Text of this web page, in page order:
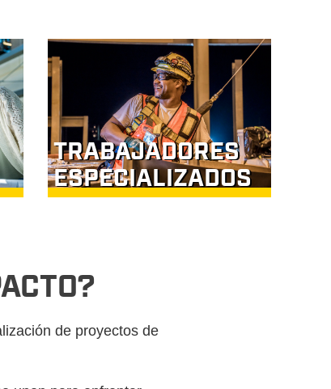
TRABAJADORES
ESPECIALIZADOS
de proyectos de